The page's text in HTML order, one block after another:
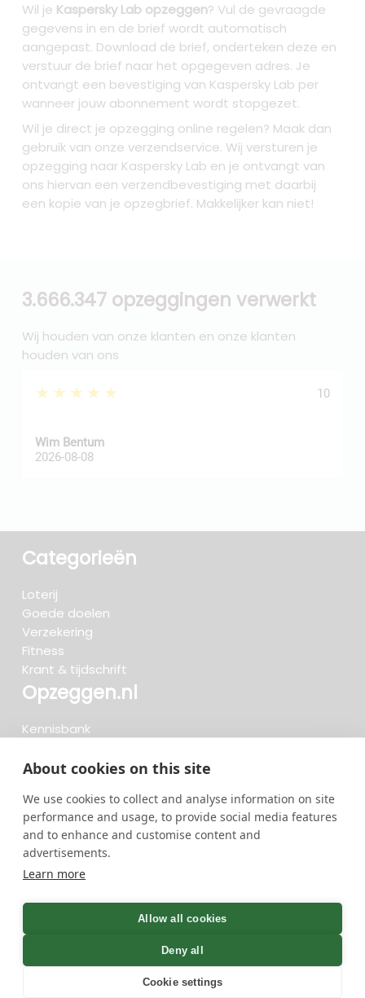
About cookies on this site
We use cookies to collect and analyse information on site
performance and usage, to provide social media features
and to enhance and customise content and
advertisements.
Learn more
Allow all cookies
Deny all
Cookie settings
Wil je Kaspersky Lab opzeggen? Vul de gevraagde
gegevens in en de brief wordt automatisch
aangepast. Download de brief, onderteken deze en
verstuur de brief naar het opgegeven adres. Je
ontvangt een bevestiging van Kaspersky Lab per
wanneer jouw abonnement wordt stopgezet.
Wil je direct je opzegging online regelen? Maak dan
gebruik van onze verzendservice. Wij versturen je
opzegging naar Kaspersky Lab en je ontvangt van
ons hiervan een verzendbevestiging met daarbij
een kopie van je opzegbrief. Makkelijker kan niet!
3.666.347 opzeggingen verwerkt
Wij houden van onze klanten en onze klanten
houden van ons
★★★★★ 10
Wim Bentum
2026-08-08
Categorieën
Loterij
Goede doelen
Verzekering
Fitness
Krant & tijdschrift
Opzeggen.nl
Kennisbank
Beoordelingen
Meteen opzeggen
719 opzeggingen afgelopen 30 dagen - 3.666.347
opzeggingen in totaal
GreenOnline BV Gebruiksvoorwaarden